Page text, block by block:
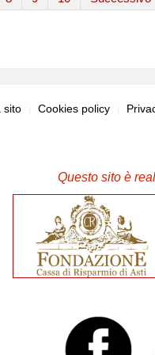
sito Cookies policy
Questo sito è